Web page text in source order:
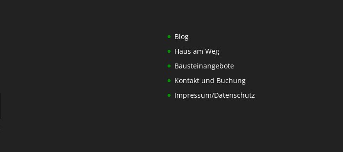
Blog
Haus am Weg
Bausteinangebote
Kontakt und Buchung
Impressum/Datenschutz